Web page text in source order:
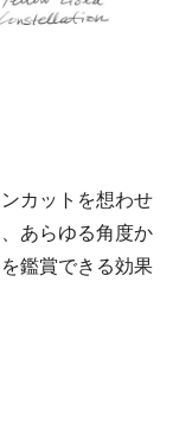
カットを想わせ
あらゆる角度か
鑑賞できる効果